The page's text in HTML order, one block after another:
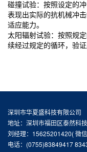
碰撞试验：按照设定的
表现出实际的抗机械冲
适应能力。
太阳辐射试验：按照规
续经过规定的循环，验
深圳市华夏盛科技有限公司
地址：深圳市福田区泰然科
刘经理：15625201420( 微
电话：(0755)83849417